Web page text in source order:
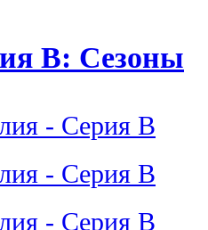
В: Сезоны
- Серия В
- Серия В
- Серия В